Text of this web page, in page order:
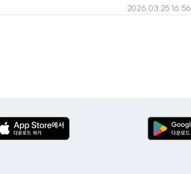
2026.03.25 16:56